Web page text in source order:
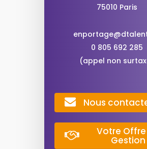
75010 Paris
0 805 692 285
(appel non
Nous
Votre Offre
Gestion